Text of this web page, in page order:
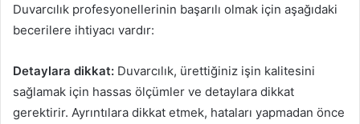
Duvarcılık profesyonellerinin başarılı olmak için aşağıdaki
becerilere ihtiyacı vardır:
Detaylara dikkat: Duvarcılık, ürettiğiniz işin kalitesini
sağlamak için hassas ölçümler ve detaylara dikkat
gerektirir. Ayrıntılara dikkat etmek, hataları yapmadan önce